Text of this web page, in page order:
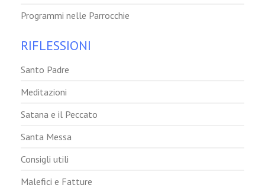
Programmi nelle Parrocchie
RIFLESSIONI
Santo Padre
Meditazioni
Satana e il Peccato
Santa Messa
Consigli utili
Malefici e Fatture